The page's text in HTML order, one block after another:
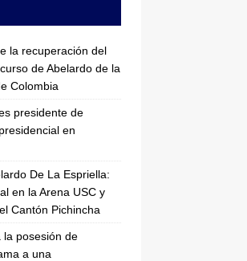
la recuperación del
de Abelardo de la
Colombia
presidente de
en
De La Espriella:
en la Arena USC y
Cantón Pichincha
la posesión de
a una